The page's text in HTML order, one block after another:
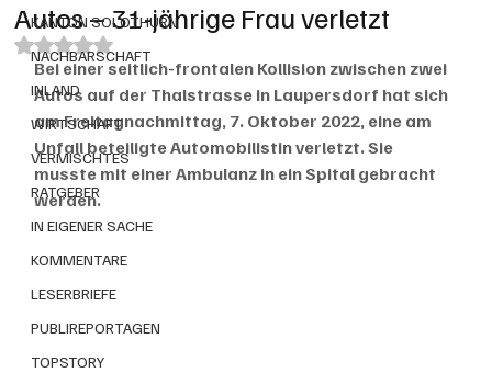
KANTON SOLOTHURN
NACHBARSCHAFT
INLAND
WIRTSCHAFT
VERMISCHTES
RATGEBER
IN EIGENER SACHE
KOMMENTARE
LESERBRIEFE
PUBLIREPORTAGEN
TOPSTORY
Autos – 31-jährige Frau verletzt
Mit NaN von 5 Sternen bewertet.
Bei einer seitlich-frontalen Kollision zwischen zwei
Autos auf der Thalstrasse in Laupersdorf hat sich
am Freitagnachmittag, 7. Oktober 2022, eine am
Unfall beteiligte Automobilistin verletzt. Sie
musste mit einer Ambulanz in ein Spital gebracht
werden.